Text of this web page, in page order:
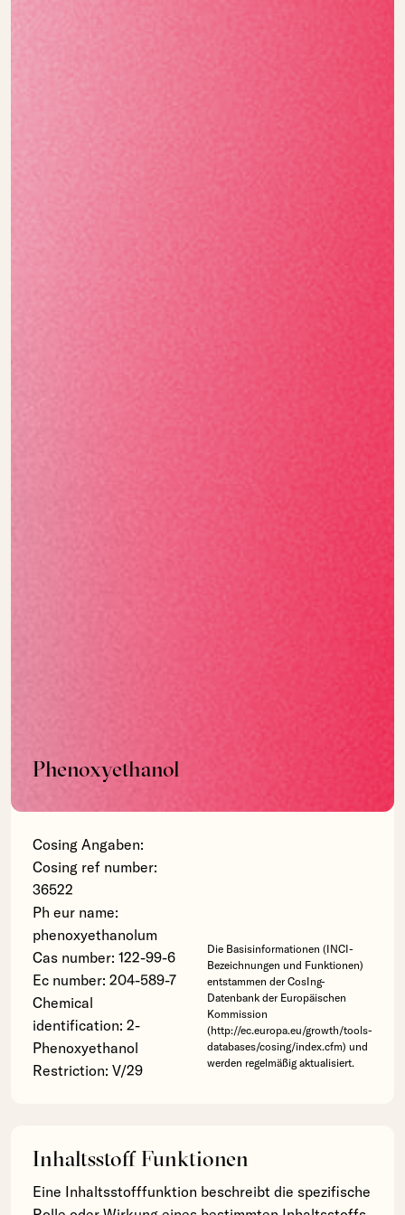
Phenoxyethanol
Cosing Angaben:
Cosing ref number:
36522
Ph eur name:
phenoxyethanolum
Cas number: 122-99-6
Ec number: 204-589-7
Chemical
identification: 2-
Phenoxyethanol
Restriction: V/29
Die Basisinformationen (INCI-
Bezeichnungen und Funktionen)
entstammen der CosIng-
Datenbank der Europäischen
Kommission
(http://ec.europa.eu/growth/tools-
databases/cosing/index.cfm) und
werden regelmäßig aktualisiert.
Inhaltsstoff Funktionen
Eine Inhaltsstofffunktion beschreibt die spezifische